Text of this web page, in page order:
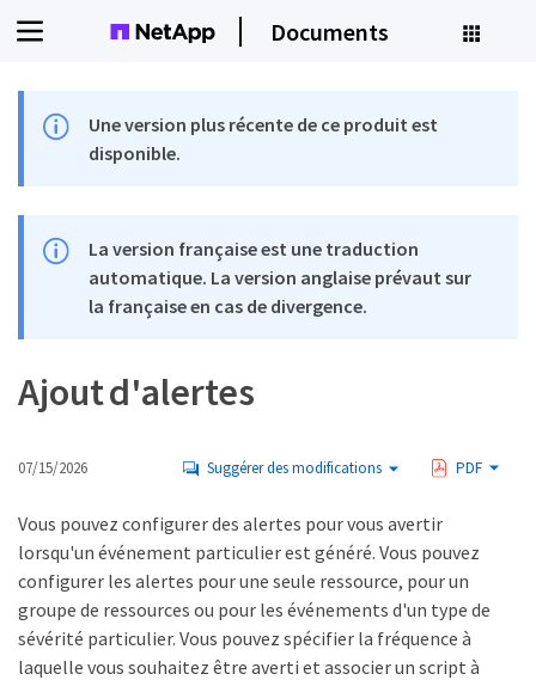
Documents
Une version plus récente de ce produit est
disponible.
La version française est une traduction
automatique. La version anglaise prévaut sur
la française en cas de divergence.
Ajout d'alertes
07/15/2026 Suggérer des modifications PDF
Vous pouvez configurer des alertes pour vous avertir
lorsqu'un événement particulier est généré. Vous pouvez
configurer les alertes pour une seule ressource, pour un
groupe de ressources ou pour les événements d'un type de
sévérité particulier. Vous pouvez spécifier la fréquence à
laquelle vous souhaitez être averti et associer un script à